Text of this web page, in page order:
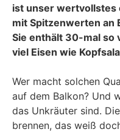
ist unser wertvollstes
mit Spitzenwerten an
Sie enthält 30-mal so
viel Eisen wie
Wer macht sol­chen
auf dem Bal­kon? Und
das Unkräu­ter sind.
bren­nen, das weiß